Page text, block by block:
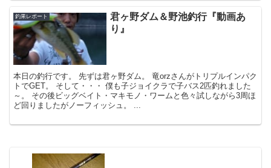
釣果レポート
君ヶ野ダム＆野池釣行『動画あ
り』
本日の釣行です。 先ずは君ヶ野ダム。 竜orzさんがトリプルインパク
トでGET。 そして・・・ 僕も子ジョイクラで子バス2匹釣れました
～。 その後ビッグベイト・マキモノ・ワームと色々試しながら3周ほ
ど回りましたがノーフィッシュ。 ...